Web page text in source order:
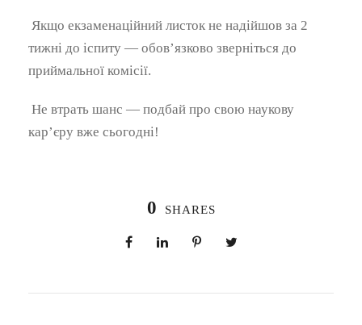
Якщо екзаменаційний листок не надійшов за 2
тижні до іспиту — обов’язково зверніться до
приймальної комісії.
Не втрать шанс — подбай про свою наукову
кар’єру вже сьогодні!
0 SHARES